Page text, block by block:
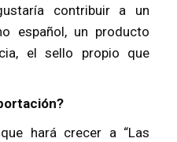
contribuir a un
español, un producto
el sello propio que
hará crecer a “Las